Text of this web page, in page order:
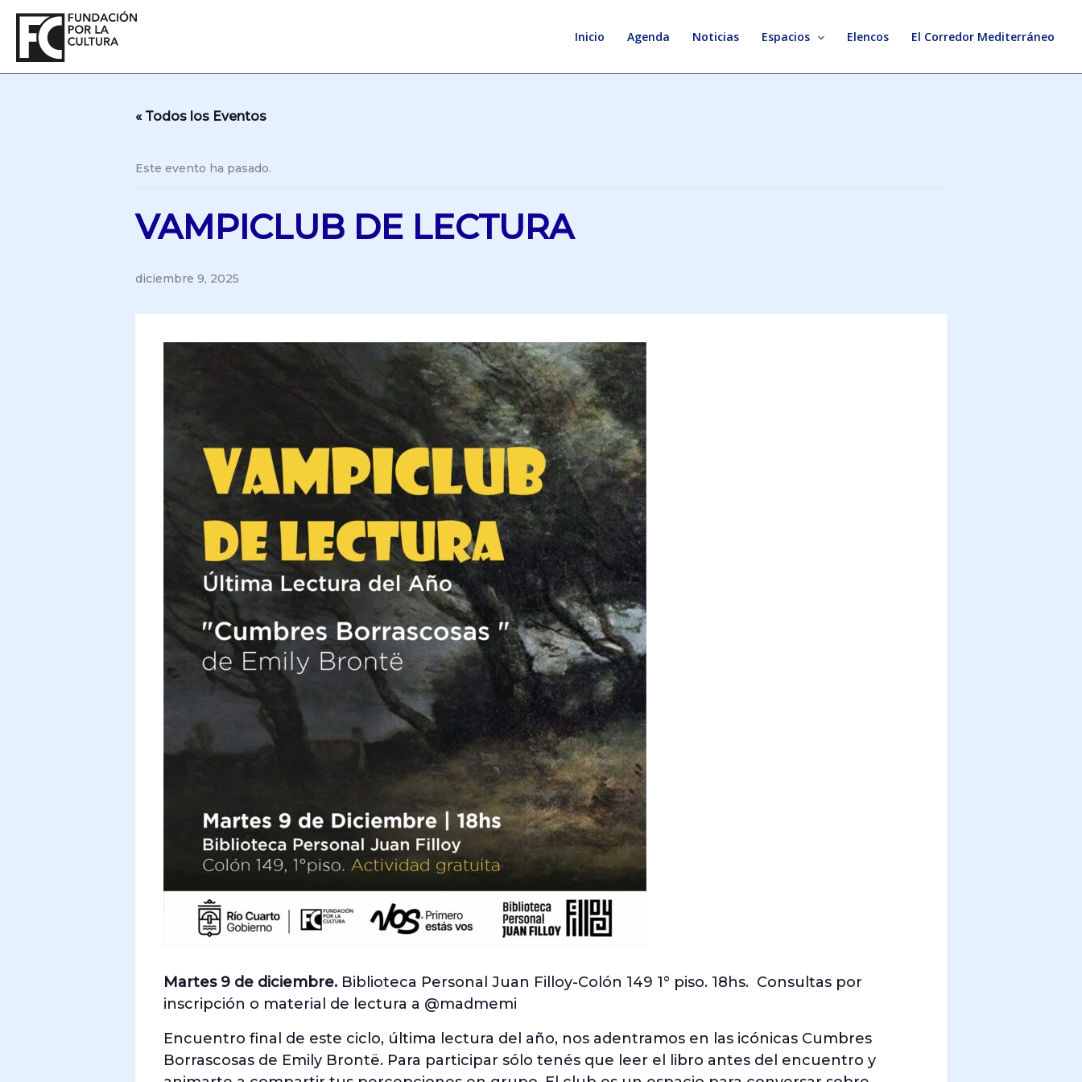
contenido
Inicio Agenda Noticias Espacios Elencos El Corredor Mediterráneo
« Todos los Eventos
Este evento ha pasado.
VAMPICLUB DE LECTURA
diciembre 9, 2025
Martes 9 de diciembre. Biblioteca Personal Juan Filloy-Colón 149 1° piso. 18hs. Consultas por
inscripción o material de lectura a @madmemi
Encuentro final de este ciclo, última lectura del año, nos adentramos en las icónicas Cumbres
Borrascosas de Emily Brontë. Para participar sólo tenés que leer el libro antes del encuentro y